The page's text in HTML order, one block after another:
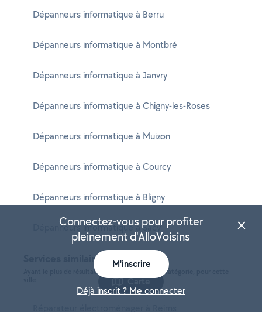
Dépanneurs informatique à Berru
Dépanneurs informatique à Montbré
Dépanneurs informatique à Janvry
Dépanneurs informatique à Chigny-les-Roses
Dépanneurs informatique à Muizon
Dépanneurs informatique à Courcy
Dépanneurs informatique à Bligny
Dépanneurs informatique à Sacy
Services similaires à Reims
Ayant le plus de résultats et étant de la même catégorie, pour cette
Carte
Connectez-vous pour profiter
pleinement d'AlloVoisins
M'inscrire
Déjà inscrit ? Me connecter